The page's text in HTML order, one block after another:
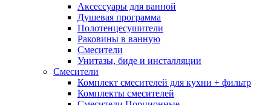
Аксессуары для ванной
Душевая программа
Полотенцесушители
Раковины в ванную
Смесители
Унитазы, биде и инсталляции
Смесители
Комплект смесителей для кухни + фильтр
Комплекты смесителей